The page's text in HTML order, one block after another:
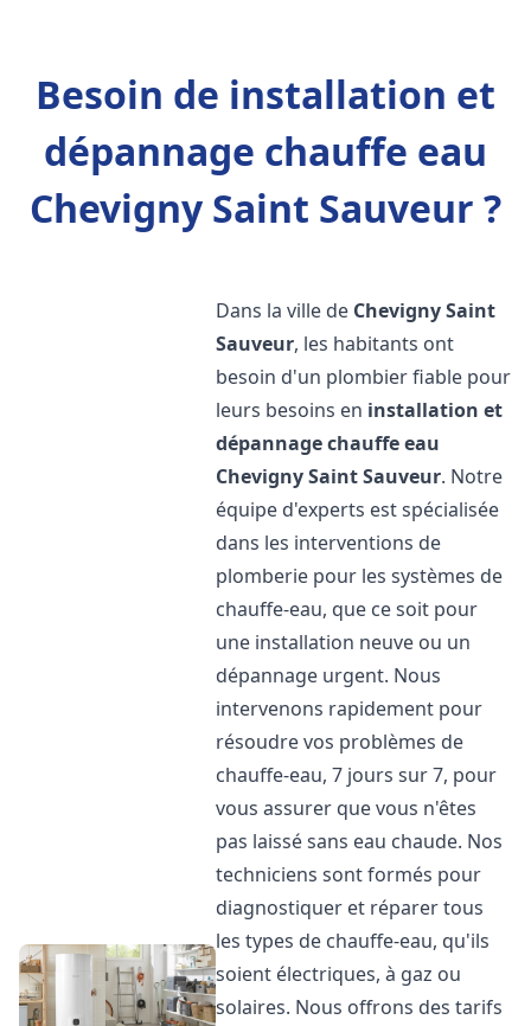
Besoin de installation et
dépannage chauffe eau
Chevigny Saint Sauveur ?
Dans la ville de Chevigny Saint
Sauveur, les habitants ont
besoin d'un plombier fiable pour
leurs besoins en installation et
dépannage chauffe eau
Chevigny Saint Sauveur. Notre
équipe d'experts est spécialisée
dans les interventions de
plomberie pour les systèmes de
chauffe-eau, que ce soit pour
une installation neuve ou un
dépannage urgent. Nous
intervenons rapidement pour
résoudre vos problèmes de
chauffe-eau, 7 jours sur 7, pour
vous assurer que vous n'êtes
pas laissé sans eau chaude. Nos
techniciens sont formés pour
diagnostiquer et réparer tous
les types de chauffe-eau, qu'ils
soient électriques, à gaz ou
solaires. Nous offrons des tarifs